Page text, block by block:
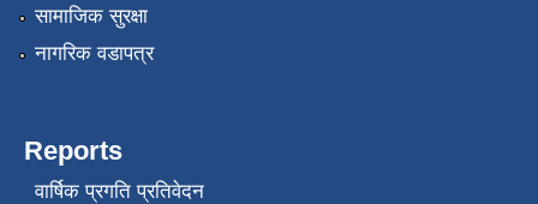
सामाजिक सुरक्षा
नागरिक वडापत्र
Reports
वार्षिक प्रगति प्रतिवेदन